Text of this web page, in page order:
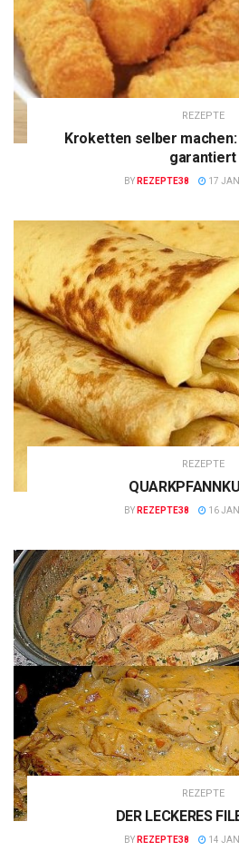
REZEPTE
Kroketten selber
garantiert
BY REZEPTE38 17
REZEPTE
BY REZEPTE38 16
REZEPTE
DER LECKERES
BY REZEPTE38 14